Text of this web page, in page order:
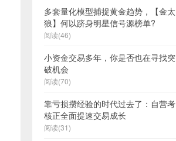
多套量化模型捕捉黄金趋势，【金太
狼】何以跻身明星信号源榜单?
阅读(46)
小资金交易多年，你是否也在寻找突
破机会
阅读(70)
靠亏损攒经验的时代过去了：自营考
核正全面提速交易成长
阅读(31)